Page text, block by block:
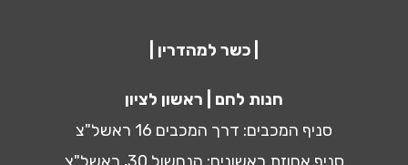
| כשר למהדרין |
חנות לחם | ראשון לציון
סניף המכבים: דרך המכבים 16 ראשל"צ